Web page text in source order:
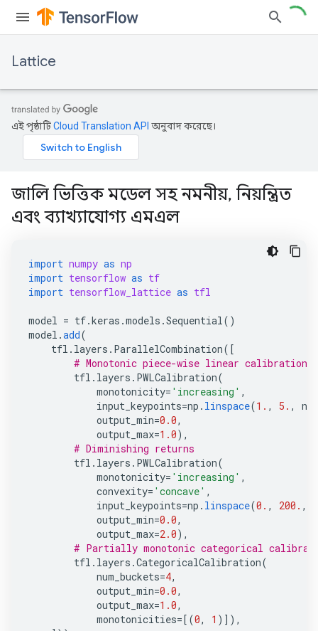
Lattice
এই পৃষ্ঠাটিCloud Translation API অনুবাদ করেছে।
জালি ভিত্তিক মডেল সহ নমনীয়, নিয়ন্ত্রিত
এবং ব্যাখ্যাযোগ্য এমএল
import numpy as np
import tensorflow as tf
import tensorflow_lattice as tfl
model = tf.keras .models .Sequential()
model .add(
tfl . layers . ParallelCombination([
# Monotonic piece-wise linear calibration
tfl . layers . PWLCalibration(
monotonicity= 'increasing' ,
input_keypoints=np . linspace(1. , 5. ,
output_min=0.0,
output_max=1.0),
# Diminishing returns
tfl . layers . PWLCalibration(
monotonicity= 'increasing' ,
convexity= 'concave' ,
input_keypoints=np . linspace(0. , 200. ,
output_min=0.0,
output_max=2.0),
# Partially monotonic categorical
tfl . layers .CategoricalCalibration(
num_buckets=4,
output_min=0.0,
output_max=1.0,
monotonicities=[(0, 1 )]),